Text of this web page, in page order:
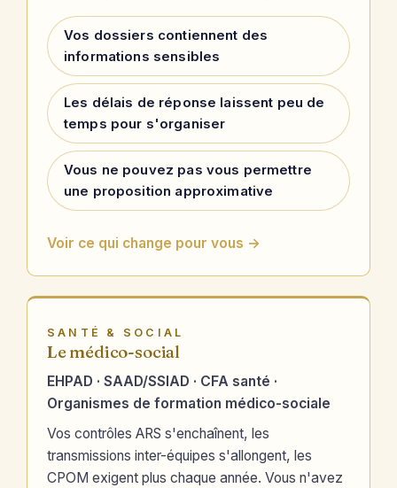
Vos dossiers contiennent des
informations sensibles
Les délais de réponse laissent peu de
temps pour s'organiser
Vous ne pouvez pas vous permettre
une proposition approximative
Voir ce qui change pour vous →
SANTÉ & SOCIAL
Le médico-social
EHPAD · SAAD/SSIAD · CFA santé ·
Organismes de formation médico-sociale
Vos contrôles ARS s'enchaînent, les
transmissions inter-équipes s'allongent, les
CPOM exigent plus chaque année. Vous n'avez